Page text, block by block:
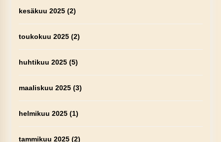
kesäkuu 2025(2)
toukokuu 2025(2)
huhtikuu 2025(5)
maaliskuu 2025(3)
helmikuu 2025(1)
tammikuu 2025(2)